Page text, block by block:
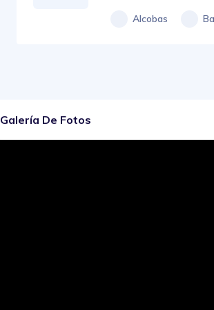
Alcobas
Galería De Fotos